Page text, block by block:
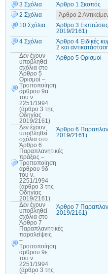
3 Σχόλια
Άρθρο 1 Σκοπός
2 Σχόλια
Άρθρο 2
10 Σχόλια
Άρθρο 3
2019/2161)
4 Σχόλια
Άρθρο 4 Ειδικές
2 και
Δεν έχουν
υποβληθεί
σχόλια στο
Άρθρο 5
Ορισμοί –
Τροποποίηση
άρθρου 9α
του ν.
2251/1994
(άρθρο 3 της
Οδηγίας
2019/2161)
Άρθρο 5 Ορισμοί
Δεν έχουν
υποβληθεί
σχόλια στο
Άρθρο 6
Παραπλανητικές
πράξεις –
Τροποποίηση
άρθρου 9δ
του ν.
2251/1994
(άρθρο 3 της
Οδηγίας
2019/2161)
Άρθρο 6
2019/2161)
Δεν έχουν
υποβληθεί
σχόλια στο
Άρθρο 7
Παραπλανητικές
παραλείψεις
–
Τροποποίηση
άρθρου 9ε
του ν.
2251/1994
(άρθρο 3 της
Άρθρο 7
2019/2161)